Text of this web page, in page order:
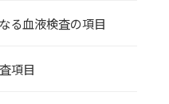
る血液検査の項目
項目